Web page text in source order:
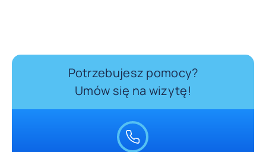
Potrzebujesz pomocy?
Umów się na wizytę!